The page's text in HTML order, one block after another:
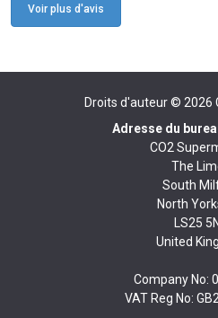
Voir plus d'avis
Droits d'auteur © 2026
Adresse du
CO2
The
South
North
LS25
United
Company No:
VAT Reg No: